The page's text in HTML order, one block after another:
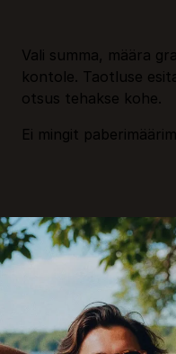
Vali summa, määra
kontole. Taotluse
otsus tehakse kohe.
Ei mingit